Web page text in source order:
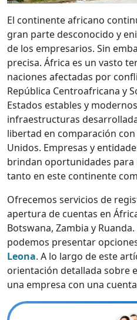
El continente africano
gran parte desconocido y
de los empresarios. Sin
precisa. África es un vasto
naciones afectadas por
República Centroafricana y
Estados estables y
infraestructuras
libertad en comparación con
Unidos. Empresas y
brindan oportunidades para
tanto en este continente
Ofrecemos servicios de
apertura de cuentas en
Botswana, Zambia y
podemos presentar
Leona. A lo largo de este
orientación detallada sobre
una empresa con una